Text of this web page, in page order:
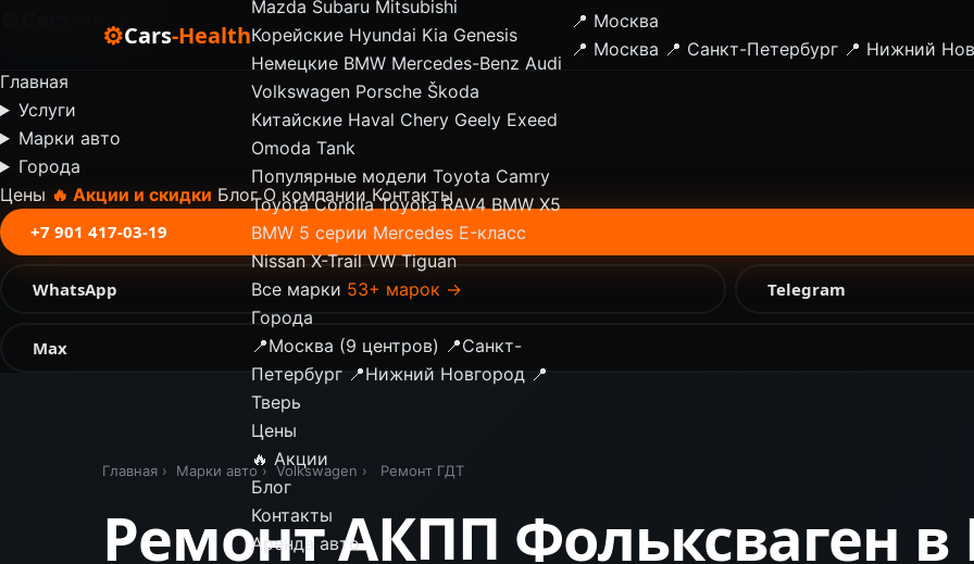
⚙Cars-Health
Mazda Subaru Mitsubishi
Корейские Hyundai Kia Genesis
Немецкие BMW Mercedes-Benz Audi
Volkswagen Porsche Škoda
Китайские Haval Chery Geely Exeed
Omoda Tank
Популярные модели Toyota Camry
Toyota Corolla Toyota RAV4 BMW X5
BMW 5 серии Mercedes E-класс
Nissan X-Trail VW Tiguan
Все марки 53+ марок →
Города
📍Москва (9 центров) 📍Санкт-
Петербург 📍Нижний Новгород 📍
Тверь
Цены
🔥 Акции
Блог
Контакты
Аренда авто
📍 Москва
📍 Москва 📍 Санкт-Петербург 📍 Нижний
-Health
Главная
Услуги
Марки авто
Города
Цены 🔥 Акции и скидки Блог О компании Контакты
+7 901 417-03-19
WhatsApp Telegram
Max
Главная › Марки авто › Volkswagen › Ремонт ГДТ
Ремонт АКПП Фольксваген в